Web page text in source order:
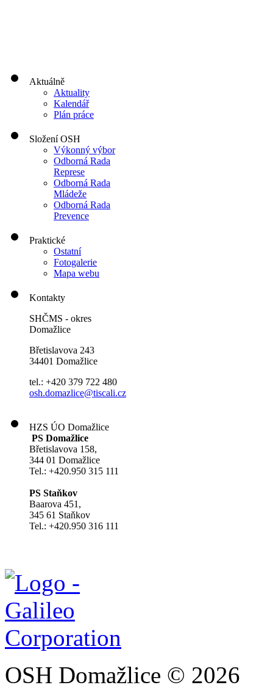
Aktuálně
Aktuality
Kalendář
Plán práce
Složení OSH
Výkonný výbor
Odborná Rada
Represe
Odborná Rada
Mládeže
Odborná Rada
Prevence
Praktické
Ostatní
Fotogalerie
Mapa webu
Kontakty
SHČMS - okres
Domažlice
Břetislavova 243
34401 Domažlice
tel.: +420 379 722 480
osh.domazlice@tiscali.cz
HZS ÚO Domažlice
PS Domažlice
Břetislavova 158,
344 01 Domažlice
Tel.: +420.950 315 111
PS Staňkov
Baarova 451,
345 61 Staňkov
Tel.: +420.950 316 111
OSH Domažlice © 2026